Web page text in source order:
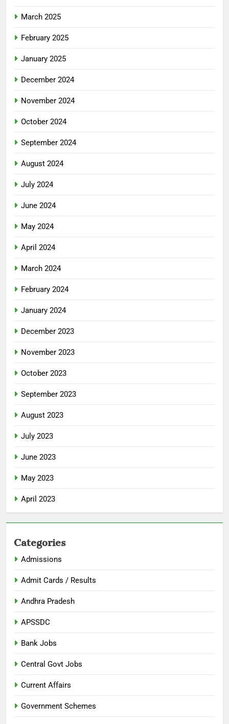
March 2025
February 2025
January 2025
December 2024
November 2024
October 2024
September 2024
August 2024
July 2024
June 2024
May 2024
April 2024
March 2024
February 2024
January 2024
December 2023
November 2023
October 2023
September 2023
August 2023
July 2023
June 2023
May 2023
April 2023
Categories
Admissions
Admit Cards / Results
Andhra Pradesh
APSSDC
Bank Jobs
Central Govt Jobs
Current Affairs
Government Schemes